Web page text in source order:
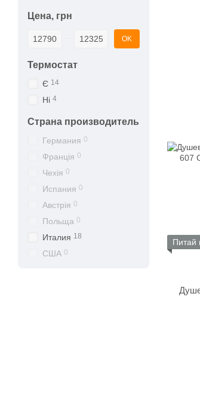
Питай
Цена, грн
От Цена, грн
До Цена, грн OK
Термостат
Є 14
Ні 4
Страна производитель
Германия 0
Франція 0
Чехія 0
Испания 0
Австрія 0
Польща 0
Италия 18
США 0